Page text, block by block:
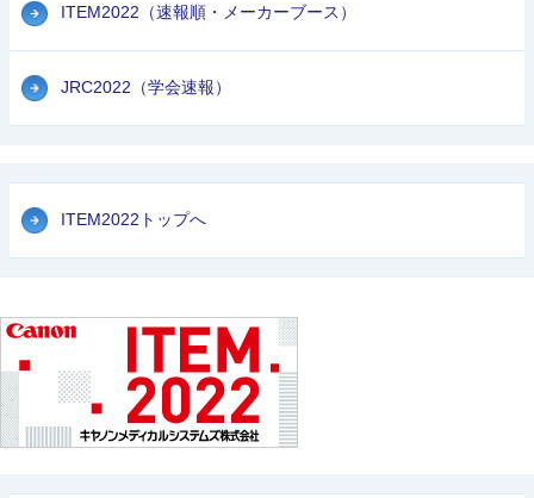
ITEM2022（速報順・メーカーブース）
JRC2022（学会速報）
ITEM2022トップへ